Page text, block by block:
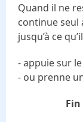
Quand il ne
continue seul
jusqu’à ce
- appuie sur
- ou prenne